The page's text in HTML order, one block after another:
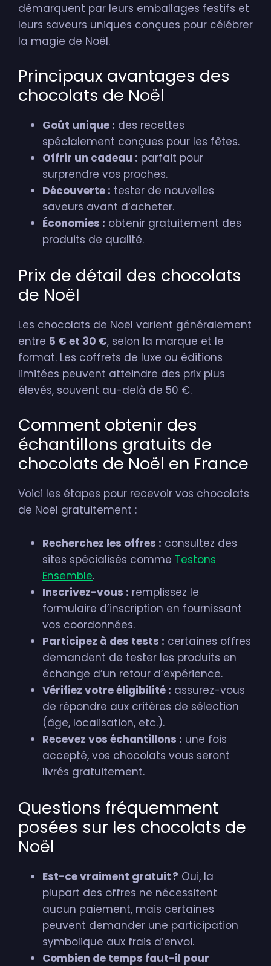
démarquent par leurs emballages festifs et
leurs saveurs uniques conçues pour célébrer
la magie de Noël.
Principaux avantages des
chocolats de Noël
Goût unique : des recettes
spécialement conçues pour les fêtes.
Offrir un cadeau : parfait pour
surprendre vos proches.
Découverte : tester de nouvelles
saveurs avant d’acheter.
Économies : obtenir gratuitement des
produits de qualité.
Prix de détail des chocolats
de Noël
Les chocolats de Noël varient généralement
entre 5 € et 30 €, selon la marque et le
format. Les coffrets de luxe ou éditions
limitées peuvent atteindre des prix plus
élevés, souvent au-delà de 50 €.
Comment obtenir des
échantillons gratuits de
chocolats de Noël en France
Voici les étapes pour recevoir vos chocolats
de Noël gratuitement :
Recherchez les offres : consultez des
sites spécialisés comme Testons
Ensemble.
Inscrivez-vous : remplissez le
formulaire d’inscription en fournissant
vos coordonnées.
Participez à des tests : certaines offres
demandent de tester les produits en
échange d’un retour d’expérience.
Vérifiez votre éligibilité : assurez-vous
de répondre aux critères de sélection
(âge, localisation, etc.).
Recevez vos échantillons : une fois
accepté, vos chocolats vous seront
livrés gratuitement.
Questions fréquemment
posées sur les chocolats de
Noël
Est-ce vraiment gratuit ? Oui, la
plupart des offres ne nécessitent
aucun paiement, mais certaines
peuvent demander une participation
symbolique aux frais d’envoi.
Combien de temps faut-il pour